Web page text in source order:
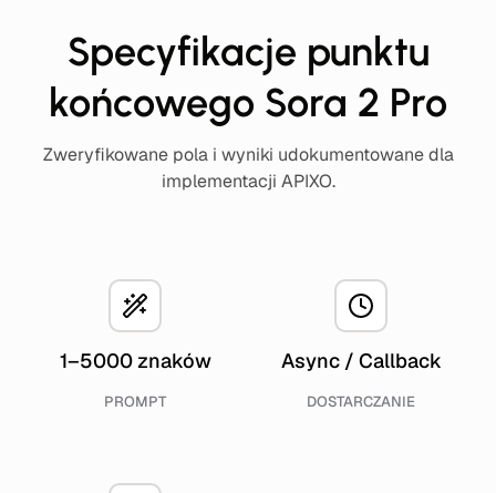
Specyfikacje punktu
końcowego Sora 2 Pro
Zweryfikowane pola i wyniki udokumentowane dla
implementacji APIXO.
1–5000 znaków
PROMPT
Async / Callback
DOSTARCZANIE